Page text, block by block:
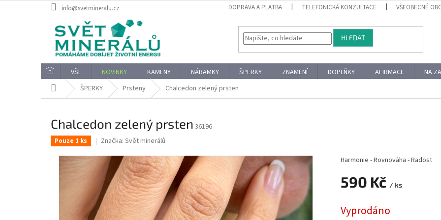
na
info@svetmineralu.cz DOPRAVA A PLATBA TELEFONICKÁ KONZULTACE VŠEOBECNÉ
HLEDAT
VŠE NOVINKY KAMENY NÁRAMKY ŠPERKY ZNAMENÍ DOPLŇKY AFIRMACE NA
Domů ŠPERKY Prsteny Chalcedon zelený prsten
Chalcedon zelený prsten 36196
Pouze 1 ks Značka: Svět minerálů
590 Kč / ks
cena:
Vyprodáno
Harmonie - Rovnováha - Radost